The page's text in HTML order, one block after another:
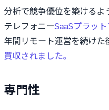
分析で競争優位を築けるよ
テレフォニーSaaSプラッ
年間リモート運営を続けた
買収されました。
専門性